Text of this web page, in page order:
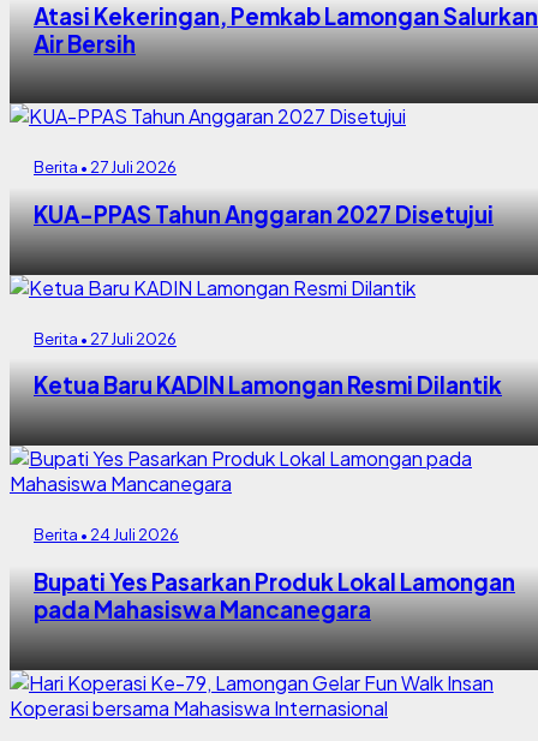
Atasi Kekeringan, Pemkab Lamongan Salurkan
Air Bersih
Berita • 27 Juli 2026
KUA-PPAS Tahun Anggaran 2027 Disetujui
Berita • 27 Juli 2026
Ketua Baru KADIN Lamongan Resmi Dilantik
Berita • 24 Juli 2026
Bupati Yes Pasarkan Produk Lokal Lamongan
pada Mahasiswa Mancanegara